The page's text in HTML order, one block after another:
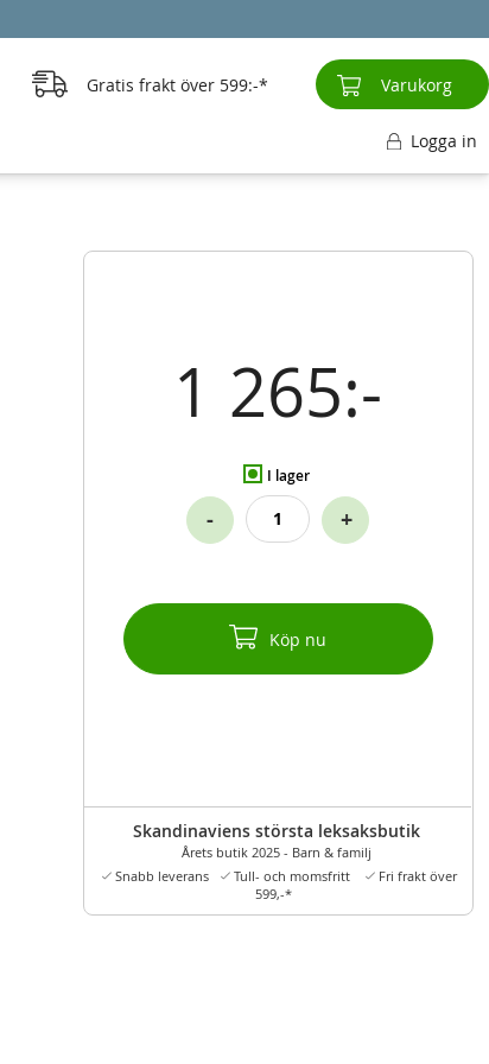
1 265:-
I lager
- +
Köp nu
Skandinaviens största leksaksbutik
Årets butik 2025 - Barn & familj
Snabb leverans
Tull- och momsfritt
Fri frakt över
599,-*
Gratis frakt över 599:- Varukorg
Logga in